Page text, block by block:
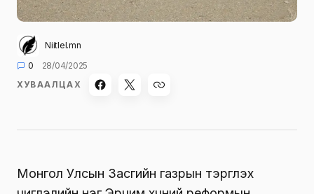
Niitlel.mn
0
28/04/2025
ХУВААЛЦАХ
Монгол Улсын Засгийн газрын тэргүүлэх